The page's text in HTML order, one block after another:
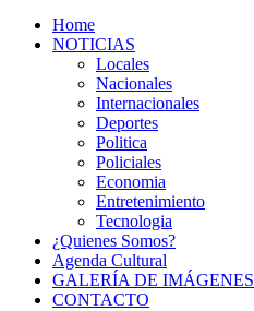
Home
NOTICIAS
Locales
Nacionales
Internacionales
Deportes
Politica
Policiales
Economia
Entretenimiento
Tecnologia
¿Quienes Somos?
Agenda Cultural
GALERÍA DE IMÁGENES
CONTACTO